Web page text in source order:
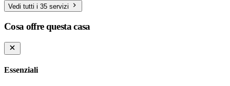
Vedi tutti i 35 servizi
Cosa offre questa casa
Essenziali